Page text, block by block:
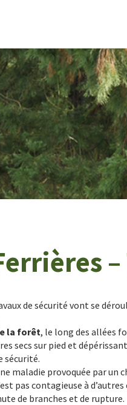
de sécurité vont se
la forêt, le long des allées
secs sur pied et
sécurité.
maladie provoquée par un
pas contagieuse à
de branches et de rupture.